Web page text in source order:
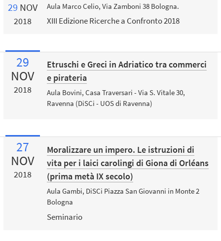
29 NOV
2018
Aula Marco Celio, Via Zamboni 38 Bologna.
XIII Edizione Ricerche a Confronto 2018
29
NOV
2018
Etruschi e Greci in Adriatico tra commerci
e pirateria
Aula Bovini, Casa Traversari - Via S. Vitale 30,
Ravenna (DiSCi - UOS di Ravenna)
27
NOV
2018
Moralizzare un impero. Le istruzioni di
vita per i laici carolingi di Giona di Orléans
(prima metà IX secolo)
Aula Gambi, DiSCi Piazza San Giovanni in Monte 2
Bologna
Seminario